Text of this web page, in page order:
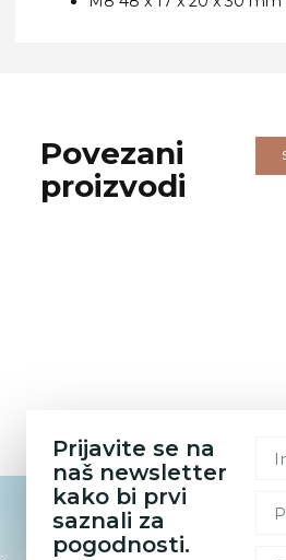
Povezani
proizvodi
Prijavite se na
naš newsletter
kako bi prvi
saznali za
pogodnosti.